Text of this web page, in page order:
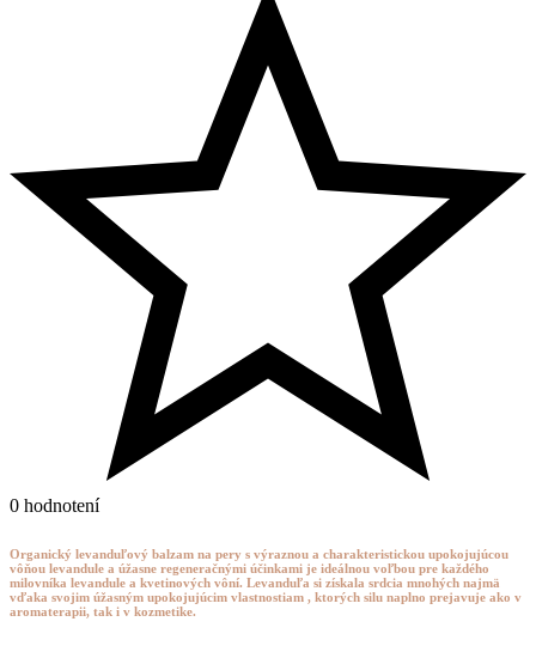
0 hodnotení
Organický levanduľový balzam na pery s výraznou a charakteristickou upokojujúcou
vôňou levandule a úžasne regeneračnými účinkami je ideálnou voľbou pre každého
milovníka levandule a kvetinových vôní. Levanduľa si získala srdcia mnohých najmä
vďaka svojim úžasným upokojujúcim vlastnostiam , ktorých silu naplno prejavuje ako v
aromaterapii, tak i v kozmetike.